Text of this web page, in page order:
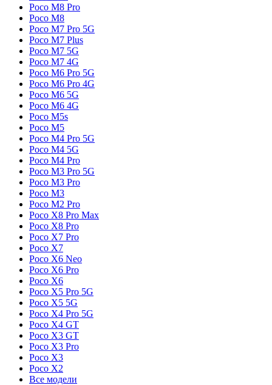
Poco M8 Pro
Poco M8
Poco M7 Pro 5G
Poco M7 Plus
Poco M7 5G
Poco M7 4G
Poco M6 Pro 5G
Poco M6 Pro 4G
Poco M6 5G
Poco M6 4G
Poco M5s
Poco M5
Poco M4 Pro 5G
Poco M4 5G
Poco M4 Pro
Poco M3 Pro 5G
Poco M3 Pro
Poco M3
Poco M2 Pro
Poco X8 Pro Max
Poco X8 Pro
Poco X7 Pro
Poco X7
Poco X6 Neo
Poco X6 Pro
Poco X6
Poco X5 Pro 5G
Poco X5 5G
Poco X4 Pro 5G
Poco X4 GT
Poco X3 GT
Poco X3 Pro
Poco X3
Poco X2
Все модели